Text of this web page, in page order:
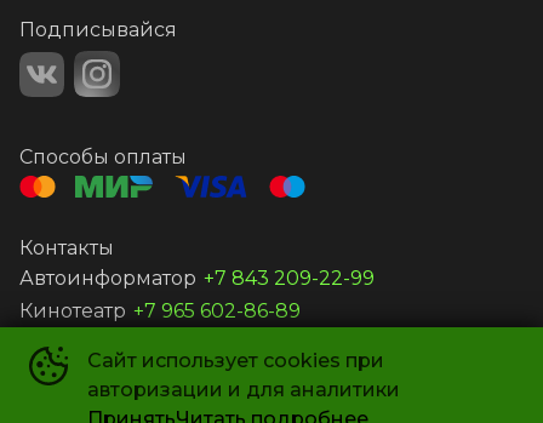
Сайт использует cookies при
авторизации и для аналитики
Подписывайся
Способы оплаты
Контакты
Автоинформатор +7 843 209-22-99
Кинотеатр +7 965 602-86-89
ООО ВИТА© 2019- 2026
Powered byp24.app